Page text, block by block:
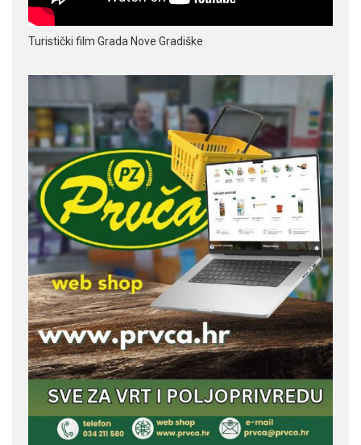
Turistički film Grada Nove Gradiške